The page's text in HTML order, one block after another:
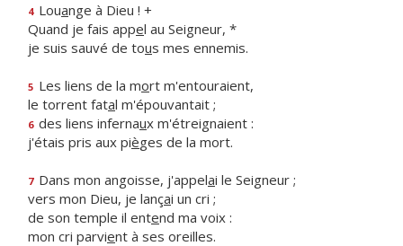
4 Louange à Dieu ! +
Quand je fais appel au Seigneur, *
je suis sauvé de tous mes ennemis.
5 Les liens de la mort m'entouraient,
le torrent fatal m'épouvantait ;
6 des liens infernaux m'étreignaient :
j'étais pris aux pièges de la mort.
7 Dans mon angoisse, j'appelai le Seigneur ;
vers mon Dieu, je lançai un cri ;
de son temple il entend ma voix :
mon cri parvient à ses oreilles.